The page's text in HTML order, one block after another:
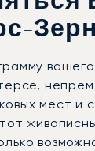
мест и